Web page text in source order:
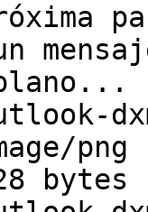
png
bytes